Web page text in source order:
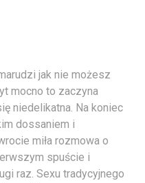
jak nie możesz
mocno to zaczyna
niedelikatna. Na koniec
dossaniem i
miła rozmowa o
spuście i
raz. Sexu tradycyjnego